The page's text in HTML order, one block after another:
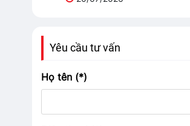
Yêu cầu tư vấn
Họ tên (*)